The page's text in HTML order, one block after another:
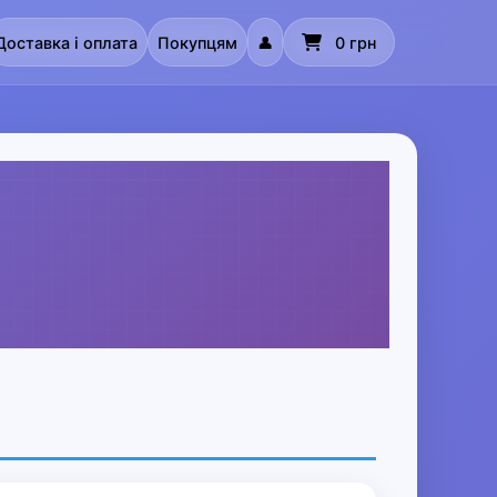
і оплата Покупцям 👤 0 грн